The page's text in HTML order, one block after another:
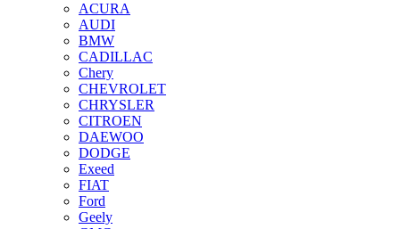
ACURA
AUDI
BMW
CADILLAC
Chery
CHEVROLET
CHRYSLER
CITROEN
DAEWOO
DODGE
Exeed
FIAT
Ford
Geely